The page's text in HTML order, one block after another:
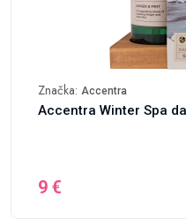
Značka: Accentra
Accentra Winter Spa
9 €